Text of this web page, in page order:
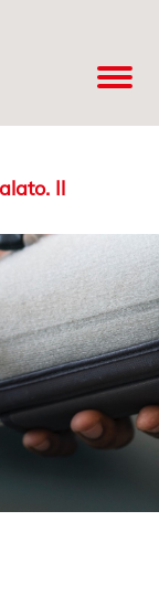
Il